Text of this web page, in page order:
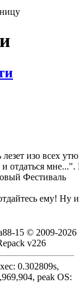
изо всех
отдаться
Фестиваль
ему! Ну
15 © 2009-2026
pack v226
0.302809s,
peak OS: